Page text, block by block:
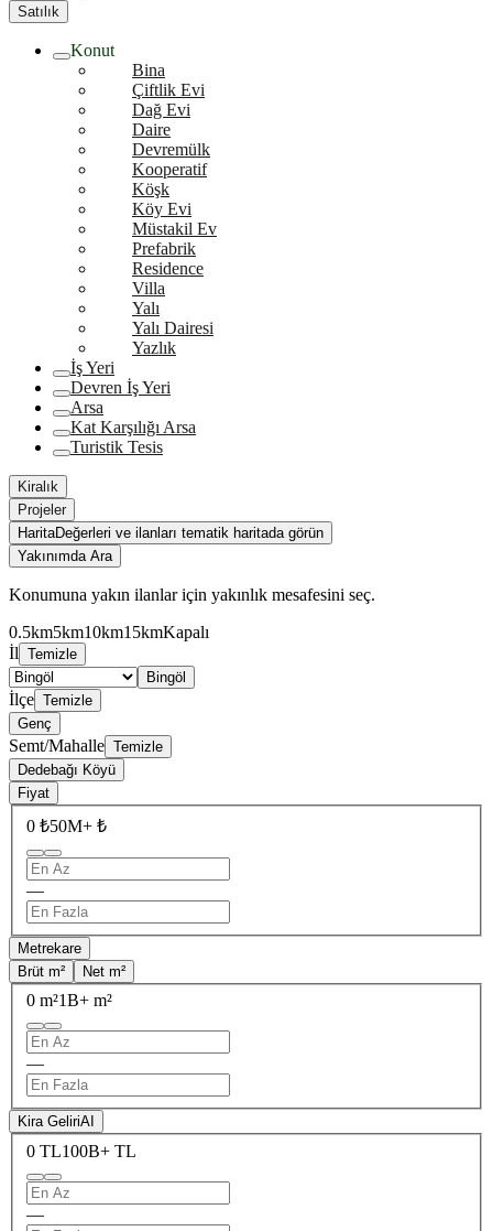
Satılık
Konut
Bina
Çiftlik Evi
Dağ Evi
Daire
Devremülk
Kooperatif
Köşk
Köy Evi
Müstakil Ev
Prefabrik
Residence
Villa
Yalı
Yalı Dairesi
Yazlık
İş Yeri
Devren İş Yeri
Arsa
Kat Karşılığı Arsa
Turistik Tesis
Kiralık
Projeler
HaritaDeğerleri ve ilanları tematik haritada görün
Yakınımda Ara
Konumuna yakın ilanlar için yakınlık mesafesini seç.
0.5km5km10km15kmKapalı
İl Temizle
Bingöl
İlçe Temizle
Genç
Semt/Mahalle Temizle
Dedebağı Köyü
Fiyat
0 ₺50M+ ₺
—
Metrekare
Brüt m²
Net m²
0 m²1B+ m²
—
Kira GeliriAI
0 TL100B+ TL
—